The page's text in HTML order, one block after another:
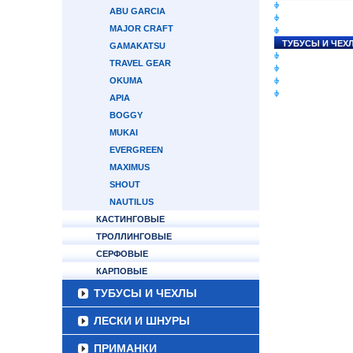
ABU GARCIA
MAJOR CRAFT
GAMAKATSU
TRAVEL GEAR
OKUMA
APIA
BOGGY
MUKAI
EVERGREEN
MAXIMUS
SHOUT
NAUTILUS
КАСТИНГОВЫЕ
ТРОЛЛИНГОВЫЕ
СЕРФОВЫЕ
КАРПОВЫЕ
ТУБУСЫ И ЧЕХЛЫ
ЛЕСКИ И ШНУРЫ
ПРИМАНКИ
ТУБУСЫ И